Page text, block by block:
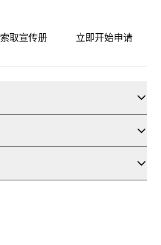
索取宣传册 立即开始申请